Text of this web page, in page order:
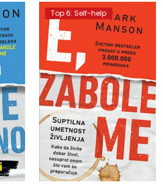
Top 6: Self-help